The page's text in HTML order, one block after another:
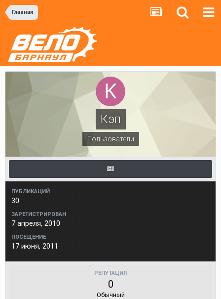
Главная
Кэп
Пользователи
ПУБЛИКАЦИЙ
30
ЗАРЕГИСТРИРОВАН
7 апреля, 2010
ПОСЕЩЕНИЕ
17 июня, 2011
РЕПУТАЦИЯ
0
Обычный